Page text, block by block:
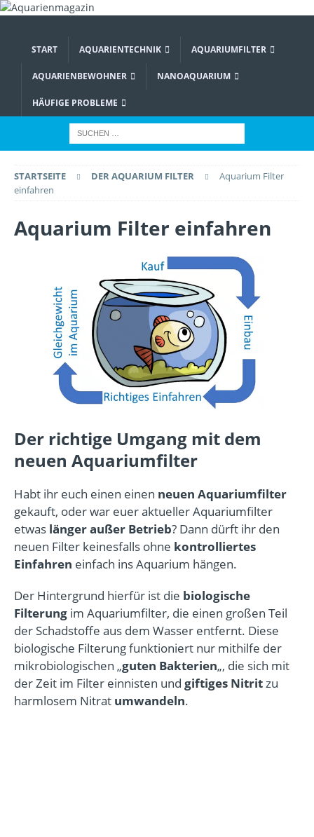
START AQUARIENTECHNIK AQUARIUMFILTER
AQUARIENBEWOHNER NANOAQUARIUM
HÄUFIGE PROBLEME
STARTSEITE DER AQUARIUM FILTER
Aquarium Filter
einfahren
Aquarium Filter einfahren
Der richtige Umgang mit dem
neuen Aquariumfilter
Habt ihr euch einen einen neuen Aquariumfilter
gekauft, oder war euer aktueller Aquariumfilter
etwas länger außer Betrieb? Dann dürft ihr den
neuen Filter keinesfalls ohne kontrolliertes
Einfahren einfach ins Aquarium hängen.
Der Hintergrund hierfür ist die biologische
Filterung im Aquariumfilter, die einen großen Teil
der Schadstoffe aus dem Wasser entfernt. Diese
biologische Filterung funktioniert nur mithilfe der
mikrobiologischen „guten Bakterien„, die sich mit
der Zeit im Filter einnisten und giftiges Nitritzu
harmlosem Nitrat umwandeln.